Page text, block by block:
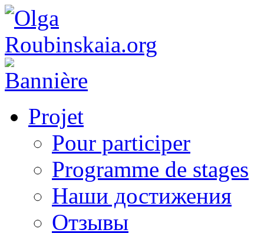
Projet
Pour participer
Programme de stages
Наши достижения
Отзывы